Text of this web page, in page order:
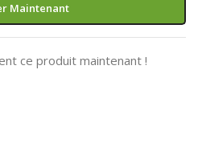
Maintenant
ce produit maintenant !